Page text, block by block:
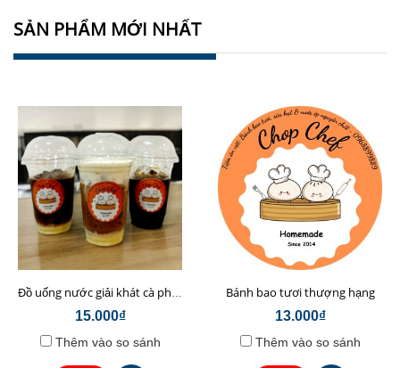
SẢN PHẨM MỚI NHẤT
Đồ uống nước giải khát cà phê sữa hạt Chop Chef
15.000₫
Thêm vào so sánh
Bánh bao tươi thượng hạng
13.000₫
Thêm vào so sánh